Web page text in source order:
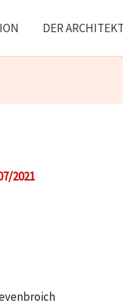
DER ARCHITEKT
2021